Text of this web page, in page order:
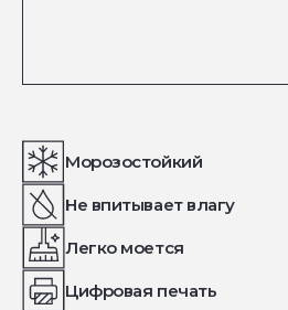
Морозостойкий
Не впитывает влагу
Легко моется
Цифровая печать